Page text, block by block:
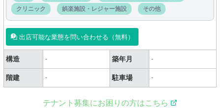
クリニック
娯楽施設・レジャー施設 その他
出店可能な業態を問い合わせる（無料）
構造 - 築年月 -
階建 - 駐車場 -
テナント募集にお困りの方はこちら